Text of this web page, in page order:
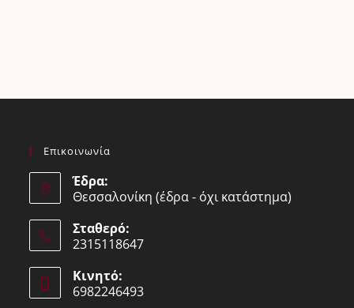
Επικοινωνία
Έδρα:
Θεσσαλονίκη (έδρα - όχι κατάστημα)
Σταθερό:
2315118647
in
your
Κινητό:
6982246493